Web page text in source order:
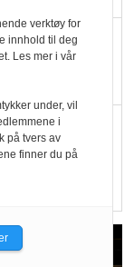
sliter
melk
verktøy for
innhold til deg
Les mer i vår
under, vil
i
på tvers av
finner du på